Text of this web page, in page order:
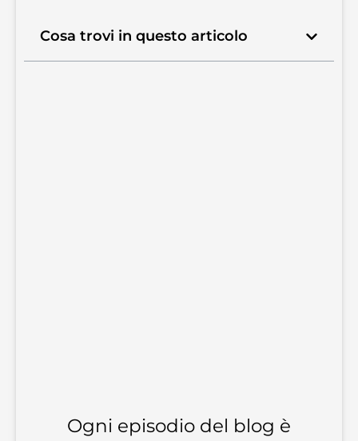
Cosa trovi in questo articolo
Ogni episodio del blog è